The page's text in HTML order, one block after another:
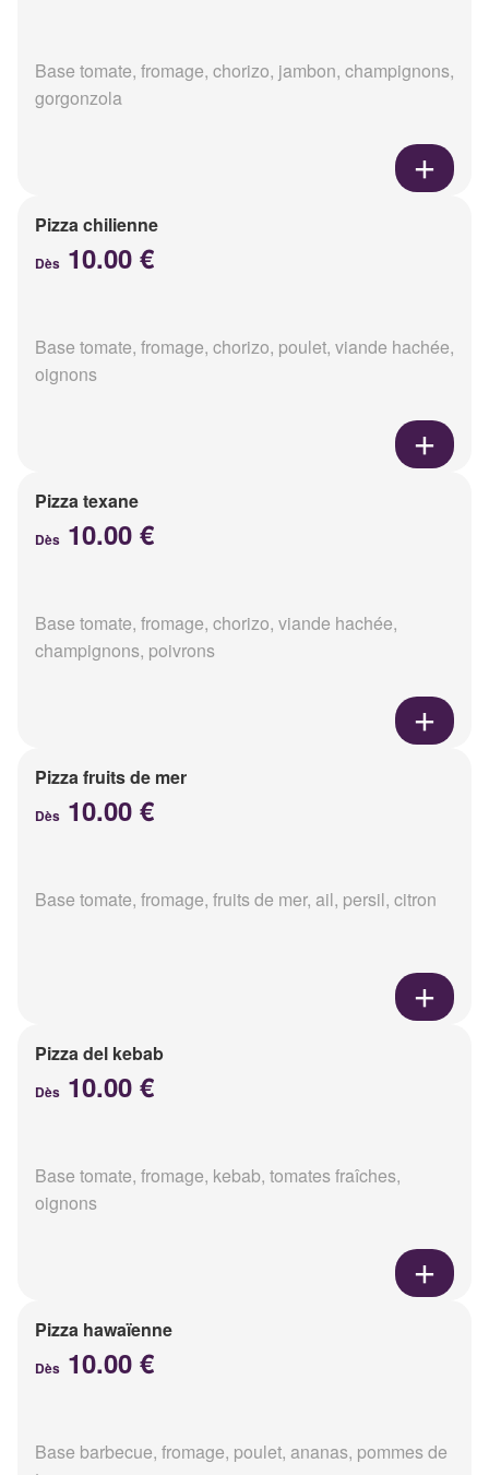
Base tomate, fromage, chorizo, jambon, champignons,
gorgonzola
Pizza chilienne
Dès 10.00 €
Base tomate, fromage, chorizo, poulet, viande hachée,
oignons
Pizza texane
Dès 10.00 €
Base tomate, fromage, chorizo, viande hachée,
champignons, poivrons
Pizza fruits de mer
Dès 10.00 €
Base tomate, fromage, fruits de mer, ail, persil, citron
Pizza del kebab
Dès 10.00 €
Base tomate, fromage, kebab, tomates fraîches,
oignons
Pizza hawaïenne
Dès 10.00 €
Base barbecue, fromage, poulet, ananas, pommes de